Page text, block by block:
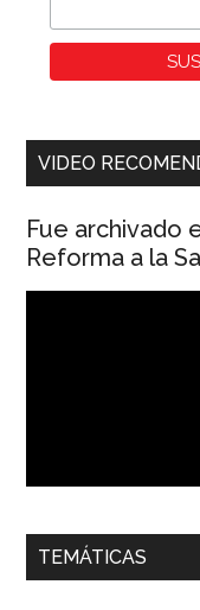
VIDEO
Fue archivado
Reforma a la
00:00
TEMÁTICAS